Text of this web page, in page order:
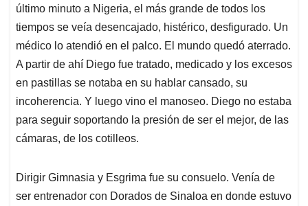
p
p
o
k
I
n
s
último minuto a Nigeria, el más grande de todos los
tiempos se veía desencajado, histérico, desfigurado. Un
médico lo atendió en el palco. El mundo quedó aterrado.
A partir de ahí Diego fue tratado, medicado y los excesos
en pastillas se notaba en su hablar cansado, su
incoherencia. Y luego vino el manoseo. Diego no estaba
para seguir soportando la presión de ser el mejor, de las
cámaras, de los cotilleos.
Dirigir Gimnasia y Esgrima fue su consuelo. Venía de
ser entrenador con Dorados de Sinaloa en donde estuvo